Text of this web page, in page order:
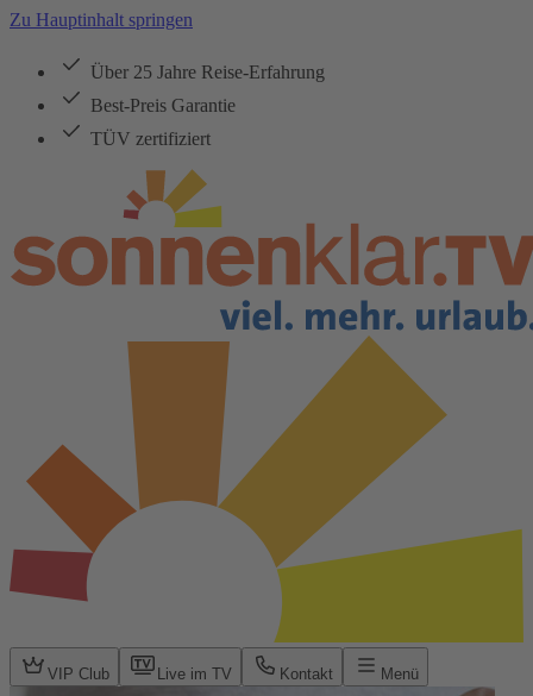
Zu Hauptinhalt springen
Über 25 Jahre Reise-Erfahrung
Best-Preis Garantie
TÜV zertifiziert
VIP Club Live im TV Kontakt Menü